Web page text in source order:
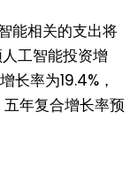
能相关的支出将
工智能投资增
长率为19.4%，
年复合增长率预